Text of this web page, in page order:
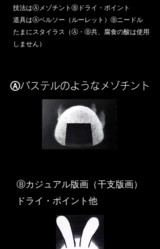
​技法はⒶメゾチントⒷドライ・ポイント
道具はⒶベルソー（ルーレット）Ⓑニードル
​たまにスタイラス（Ⓐ・Ⓑ共、腐食の酸は使用
しません）
Ⓐパステルのようなメゾチント
​Ⓑカジュアル版画（干支版画）
ドライ・ポイント他